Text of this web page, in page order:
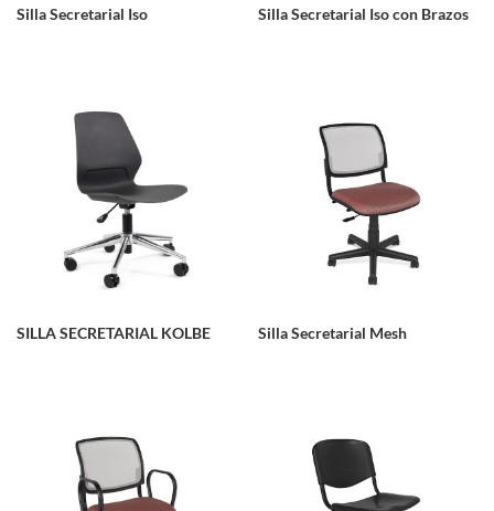
Silla Secretarial Iso Silla Secretarial Iso con Brazos
SILLA SECRETARIAL KOLBE Silla Secretarial Mesh